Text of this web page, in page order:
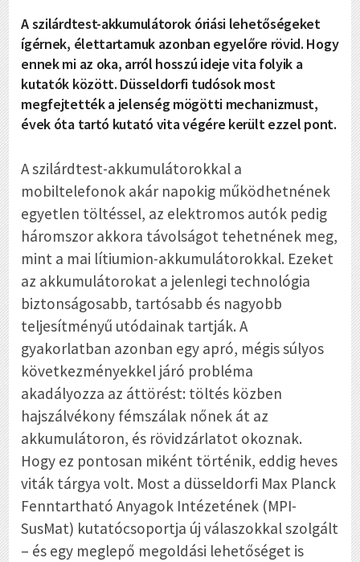
A szilárdtest-akkumulátorok óriási lehetőségeket
ígérnek, élettartamuk azonban egyelőre rövid. Hogy
ennek mi az oka, arról hosszú ideje vita folyik a
kutatók között. Düsseldorfi tudósok most
megfejtették a jelenség mögötti mechanizmust,
évek óta tartó kutató vita végére került ezzel pont.
A szilárdtest-akkumulátorokkal a
mobiltelefonok akár napokig működhetnének
egyetlen töltéssel, az elektromos autók pedig
háromszor akkora távolságot tehetnének meg,
mint a mai lítiumion-akkumulátorokkal. Ezeket
az akkumulátorokat a jelenlegi technológia
biztonságosabb, tartósabb és nagyobb
teljesítményű utódainak tartják. A
gyakorlatban azonban egy apró, mégis súlyos
következményekkel járó probléma
akadályozza az áttörést: töltés közben
hajszálvékony fémszálak nőnek át az
akkumulátoron, és rövidzárlatot okoznak.
Hogy ez pontosan miként történik, eddig heves
viták tárgya volt. Most a düsseldorfi Max Planck
Fenntartható Anyagok Intézetének (MPI-
SusMat) kutatócsoportja új válaszokkal szolgált
– és egy meglepő megoldási lehetőséget is